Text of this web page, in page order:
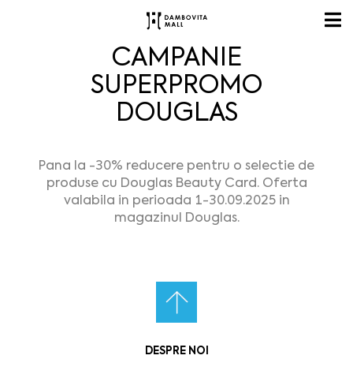
CAMPANIE
SUPERPROMO
DOUGLAS
Pana la -30% reducere pentru o selectie de
produse cu Douglas Beauty Card. Oferta
valabila in perioada 1-30.09.2025 in
magazinul Douglas.
DESPRE NOI